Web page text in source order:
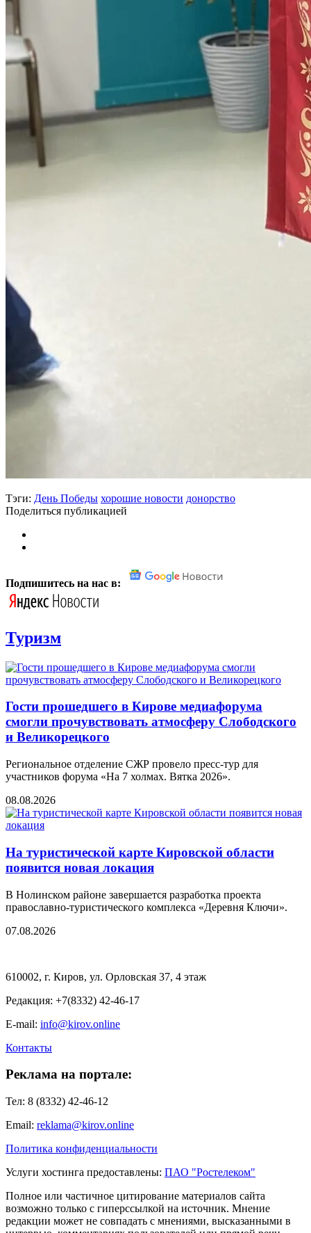
Тэги: День Победы хорошие новости донорство
Поделиться публикацией
Подпишитесь на нас в:
Туризм
Гости прошедшего в Кирове медиафорума
смогли прочувствовать атмосферу Слободского
и Великорецкого
Региональное отделение СЖР провело пресс-тур для
участников форума «На 7 холмах. Вятка 2026».
08.08.2026
На туристической карте Кировской области
появится новая локация
В Нолинском районе завершается разработка проекта
православно-туристического комплекса «Деревня Ключи».
07.08.2026
610002, г. Киров, ул. Орловская 37, 4 этаж
Редакция: +7(8332) 42-46-17
E-mail: info@kirov.online
Контакты
Реклама на портале:
Тел: 8 (8332) 42-46-12
Email: reklama@kirov.online
Политика конфиденциальности
Услуги хостинга предоставлены: ПАО "Ростелеком"
Полное или частичное цитирование материалов сайта
возможно только с гиперссылкой на источник. Мнение
редакции может не совпадать с мнениями, высказанными в